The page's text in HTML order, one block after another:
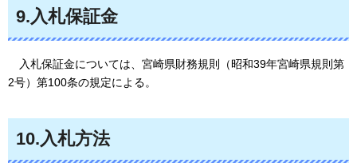
9.入札保証金
入札保証金については、宮崎県財務規則（昭和39年宮崎県規則第
2号）第100条の規定による。
10.入札方法